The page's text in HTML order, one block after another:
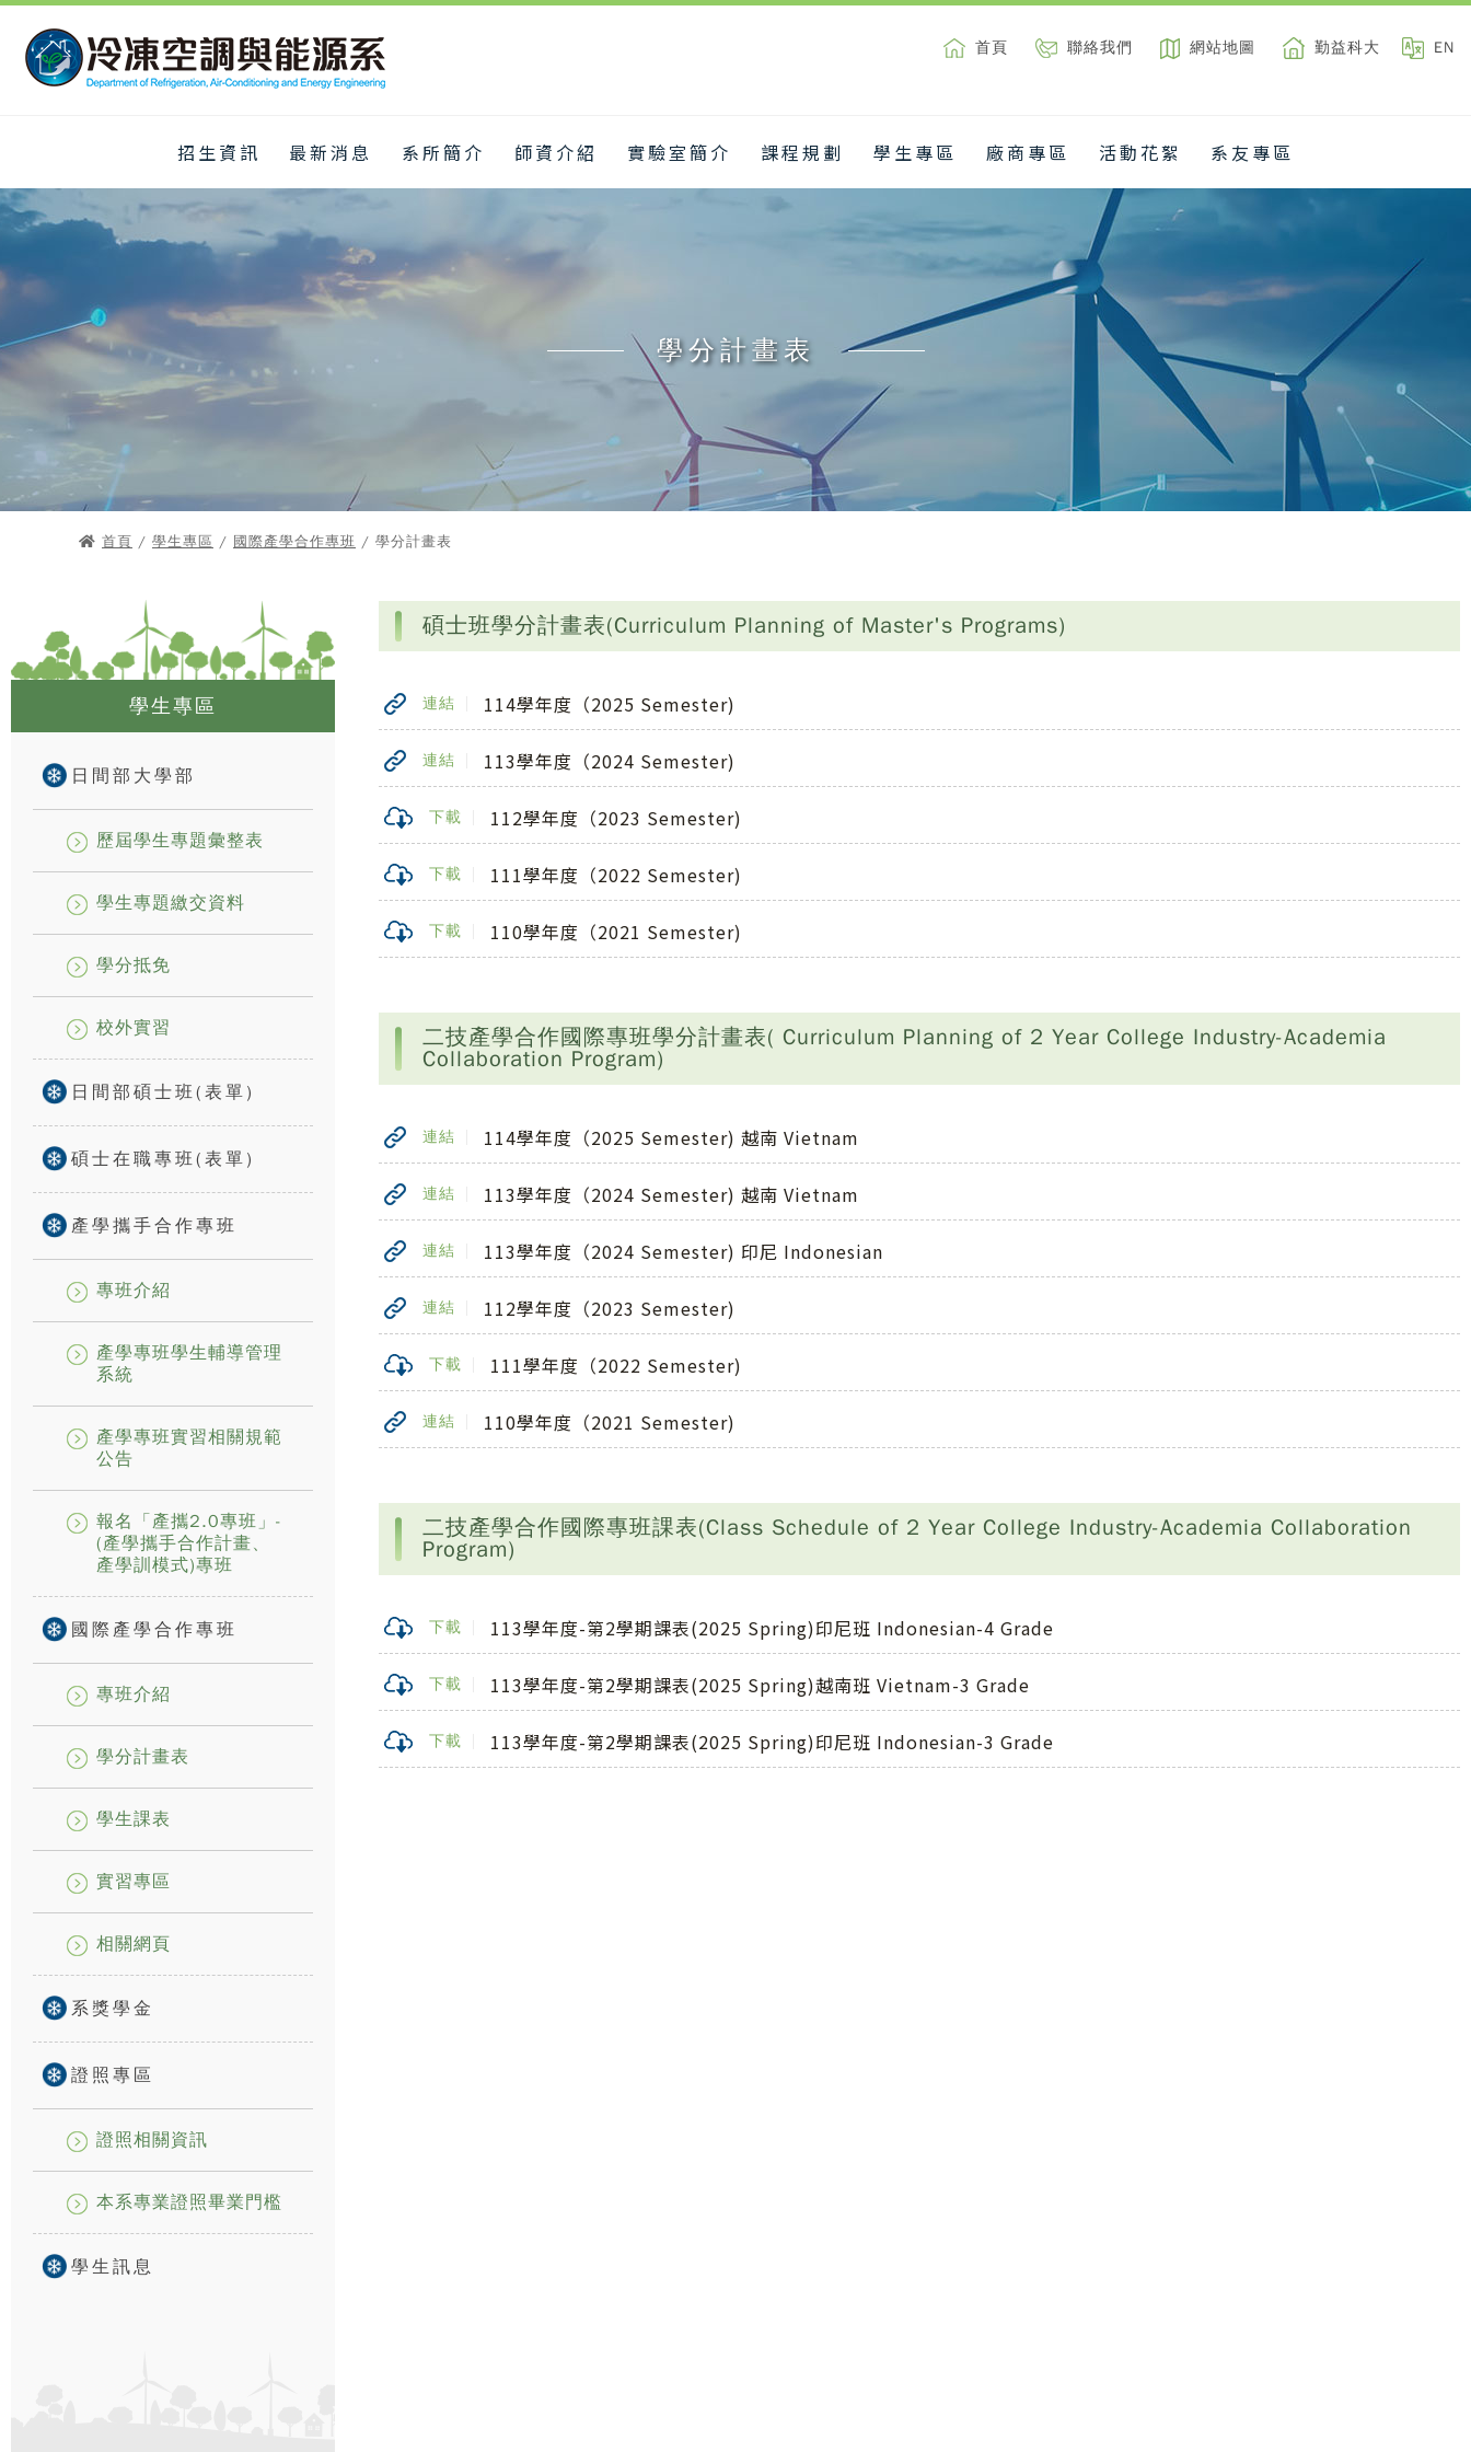
首頁 聯絡我們 網站地圖 勤益科大 EN
招生資訊 最新消息 系所簡介 師資介紹 實驗室簡介 課程規劃 學生專區 廠商專區 活動花絮 系友專區
學分計畫表
首頁 / 學生專區 / 國際產學合作專班 / 學分計畫表
學生專區
日間部大學部
歷屆學生專題彙整表
學生專題繳交資料
學分抵免
校外實習
日間部碩士班(表單)
碩士在職專班(表單)
產學攜手合作專班
專班介紹
產學專班學生輔導管理
系統
產學專班實習相關規範
公告
報名「產攜2.0專班」-
(產學攜手合作計畫、
產學訓模式)專班
國際產學合作專班
專班介紹
學分計畫表
學生課表
實習專區
相關網頁
系獎學金
證照專區
證照相關資訊
本系專業證照畢業門檻
學生訊息
碩士班學分計畫表(Curriculum Planning of Master's Programs)
連結 114學年度（2025 Semester)
連結 113學年度（2024 Semester)
下載 112學年度（2023 Semester)
下載 111學年度（2022 Semester)
下載 110學年度（2021 Semester)
二技產學合作國際專班學分計畫表( Curriculum Planning of 2 Year College Industry-Academia
Collaboration Program)
連結 114學年度（2025 Semester) 越南 Vietnam
連結 113學年度（2024 Semester) 越南 Vietnam
連結 113學年度（2024 Semester) 印尼 Indonesian
連結 112學年度（2023 Semester)
下載 111學年度（2022 Semester)
連結 110學年度（2021 Semester)
二技產學合作國際專班課表(Class Schedule of 2 Year College Industry-Academia Collaboration
Program)
下載 113學年度-第2學期課表(2025 Spring)印尼班 Indonesian-4 Grade
下載 113學年度-第2學期課表(2025 Spring)越南班 Vietnam-3 Grade
下載 113學年度-第2學期課表(2025 Spring)印尼班 Indonesian-3 Grade